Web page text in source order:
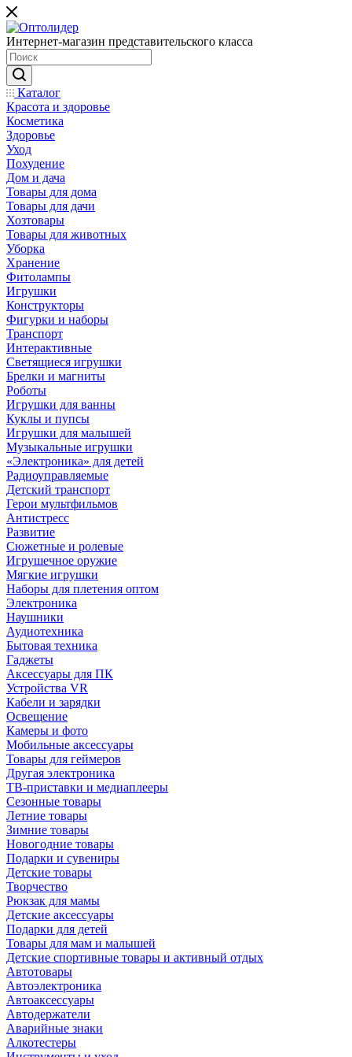
Интернет-магазин представительского класса
Каталог
Красота и здоровье
Косметика
Здоровье
Уход
Похудение
Дом и дача
Товары для дома
Товары для дачи
Хозтовары
Товары для животных
Уборка
Хранение
Фитолампы
Игрушки
Конструкторы
Фигурки и наборы
Транспорт
Интерактивные
Светящиеся игрушки
Брелки и магниты
Роботы
Игрушки для ванны
Куклы и пупсы
Игрушки для малышей
Музыкальные игрушки
«Электроника» для детей
Радиоуправляемые
Детский транспорт
Герои мультфильмов
Антистресс
Развитие
Сюжетные и ролевые
Игрушечное оружие
Мягкие игрушки
Наборы для плетения оптом
Электроника
Наушники
Аудиотехника
Бытовая техника
Гаджеты
Аксессуары для ПК
Устройства VR
Кабели и зарядки
Освещение
Камеры и фото
Мобильные аксессуары
Товары для геймеров
Другая электроника
ТВ-приставки и медиаплееры
Сезонные товары
Летние товары
Зимние товары
Новогодние товары
Подарки и сувениры
Детские товары
Творчество
Рюкзак для мамы
Детские аксессуары
Подарки для детей
Товары для мам и малышей
Детские спортивные товары и активный отдых
Автотовары
Автоэлектроника
Автоаксессуары
Автодержатели
Аварийные знаки
Алкотестеры